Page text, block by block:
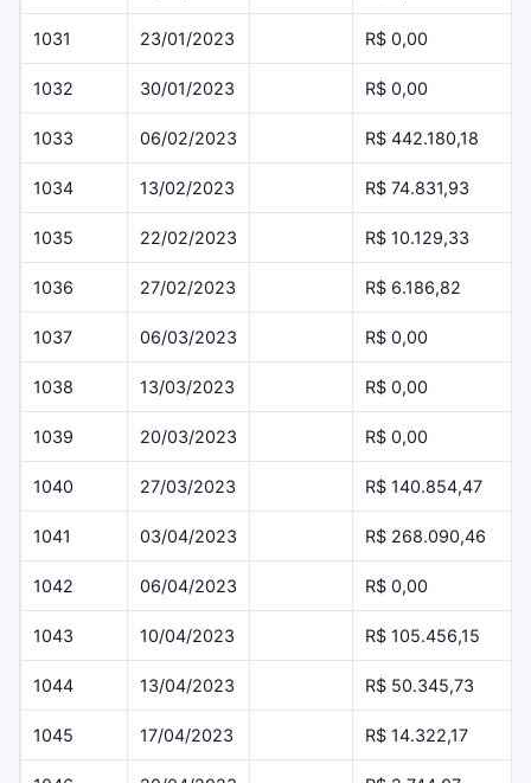
1031 23/01/2023 R$ 0,00
1032 30/01/2023 R$ 0,00
1033 06/02/2023 R$ 442.180,18
1034 13/02/2023 R$ 74.831,93
1035 22/02/2023 R$ 10.129,33
1036 27/02/2023 R$ 6.186,82
1037 06/03/2023 R$ 0,00
1038 13/03/2023 R$ 0,00
1039 20/03/2023 R$ 0,00
1040 27/03/2023 R$ 140.854,47
1041 03/04/2023 R$ 268.090,46
1042 06/04/2023 R$ 0,00
1043 10/04/2023 R$ 105.456,15
1044 13/04/2023 R$ 50.345,73
1045 17/04/2023 R$ 14.322,17